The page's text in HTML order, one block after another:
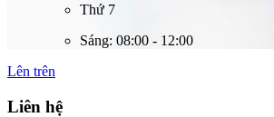
Thứ 7
Sáng: 08:00 - 12:00
Lên trên
Liên hệ